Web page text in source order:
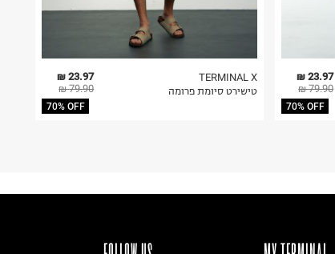
23.97 ₪
79.90 ₪
70% OFF
TERMINAL X
טישירט סיומת פרומה
23.97 ₪
79.90 ₪
70% OFF